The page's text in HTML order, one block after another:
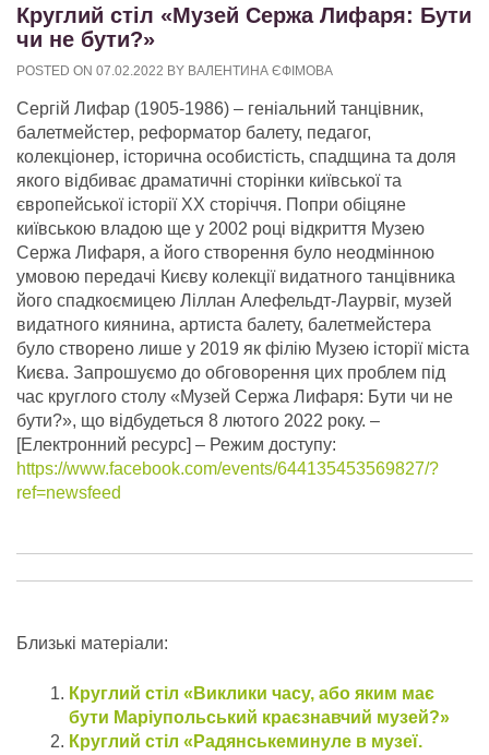
Круглий стіл «Музей Сержа Лифаря: Бути
чи не бути?»
POSTED ON 07.02.2022 BY ВАЛЕНТИНА ЄФІМОВА
Сергій Лифар (1905-1986) – геніальний танцівник,
балетмейстер, реформатор балету, педагог,
колекціонер, історична особистість, спадщина та доля
якого відбиває драматичні сторінки київської та
європейської історії ХХ сторіччя. Попри обіцяне
київською владою ще у 2002 році відкриття Музею
Сержа Лифаря, а його створення було неодмінною
умовою передачі Києву колекції видатного танцівника
його спадкоємицею Ліллан Алефельдт-Лаурвіг, музей
видатного киянина, артиста балету, балетмейстера
було створено лише у 2019 як філію Музею історії міста
Києва. Запрошуємо до обговорення цих проблем під
час круглого столу «Музей Сержа Лифаря: Бути чи не
бути?», що відбудеться 8 лютого 2022 року. –
[Електронний ресурс] – Режим доступу:
https://www.facebook.com/events/644135453569827/?
ref=newsfeed
Близькі матеріали:
Круглий стіл «Виклики часу, або яким має
бути Маріупольський краєзнавчий музей?»
Круглий стіл «Радянськеминуле в музеї.